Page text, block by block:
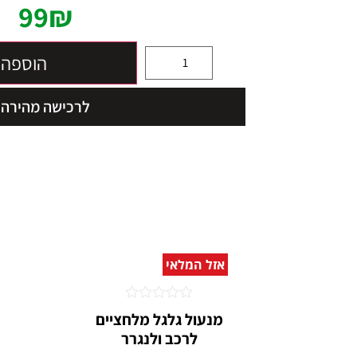
99₪
לרכישה מהירה
אזל המלאי
מנעול גלגל מלחציים
לרכב ולנגרר
0
מתוך